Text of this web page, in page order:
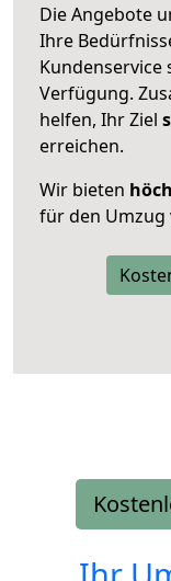
Die Angebote
Ihre
Verfügung.
helfen, Ihr Ziel
erreichen.
Wir bieten
für den Umzug